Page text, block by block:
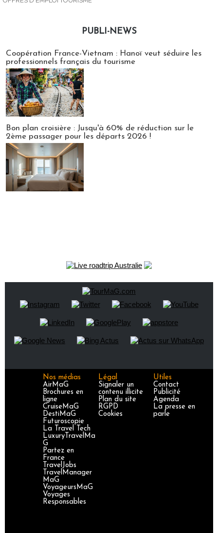
PUBLI-NEWS
Coopération France-Vietnam : Hanoï veut séduire les
professionnels français du tourisme
Bon plan croisière : Jusqu'à 60% de réduction sur le
2ème passager pour les départs 2026 !
Nos médias
AirMaG
Brochures en
ligne
CruiseMaG
DestiMaG
Futuroscopie
La Travel Tech
LuxuryTravelMa
G
Partez en
France
TravelJobs
TravelManager
MaG
VoyageursMaG
Voyages
Responsables
Légal
Signaler un
contenu illicite
Plan du site
RGPD
Cookies
Utiles
Contact
Publicité
Agenda
La presse en
parle